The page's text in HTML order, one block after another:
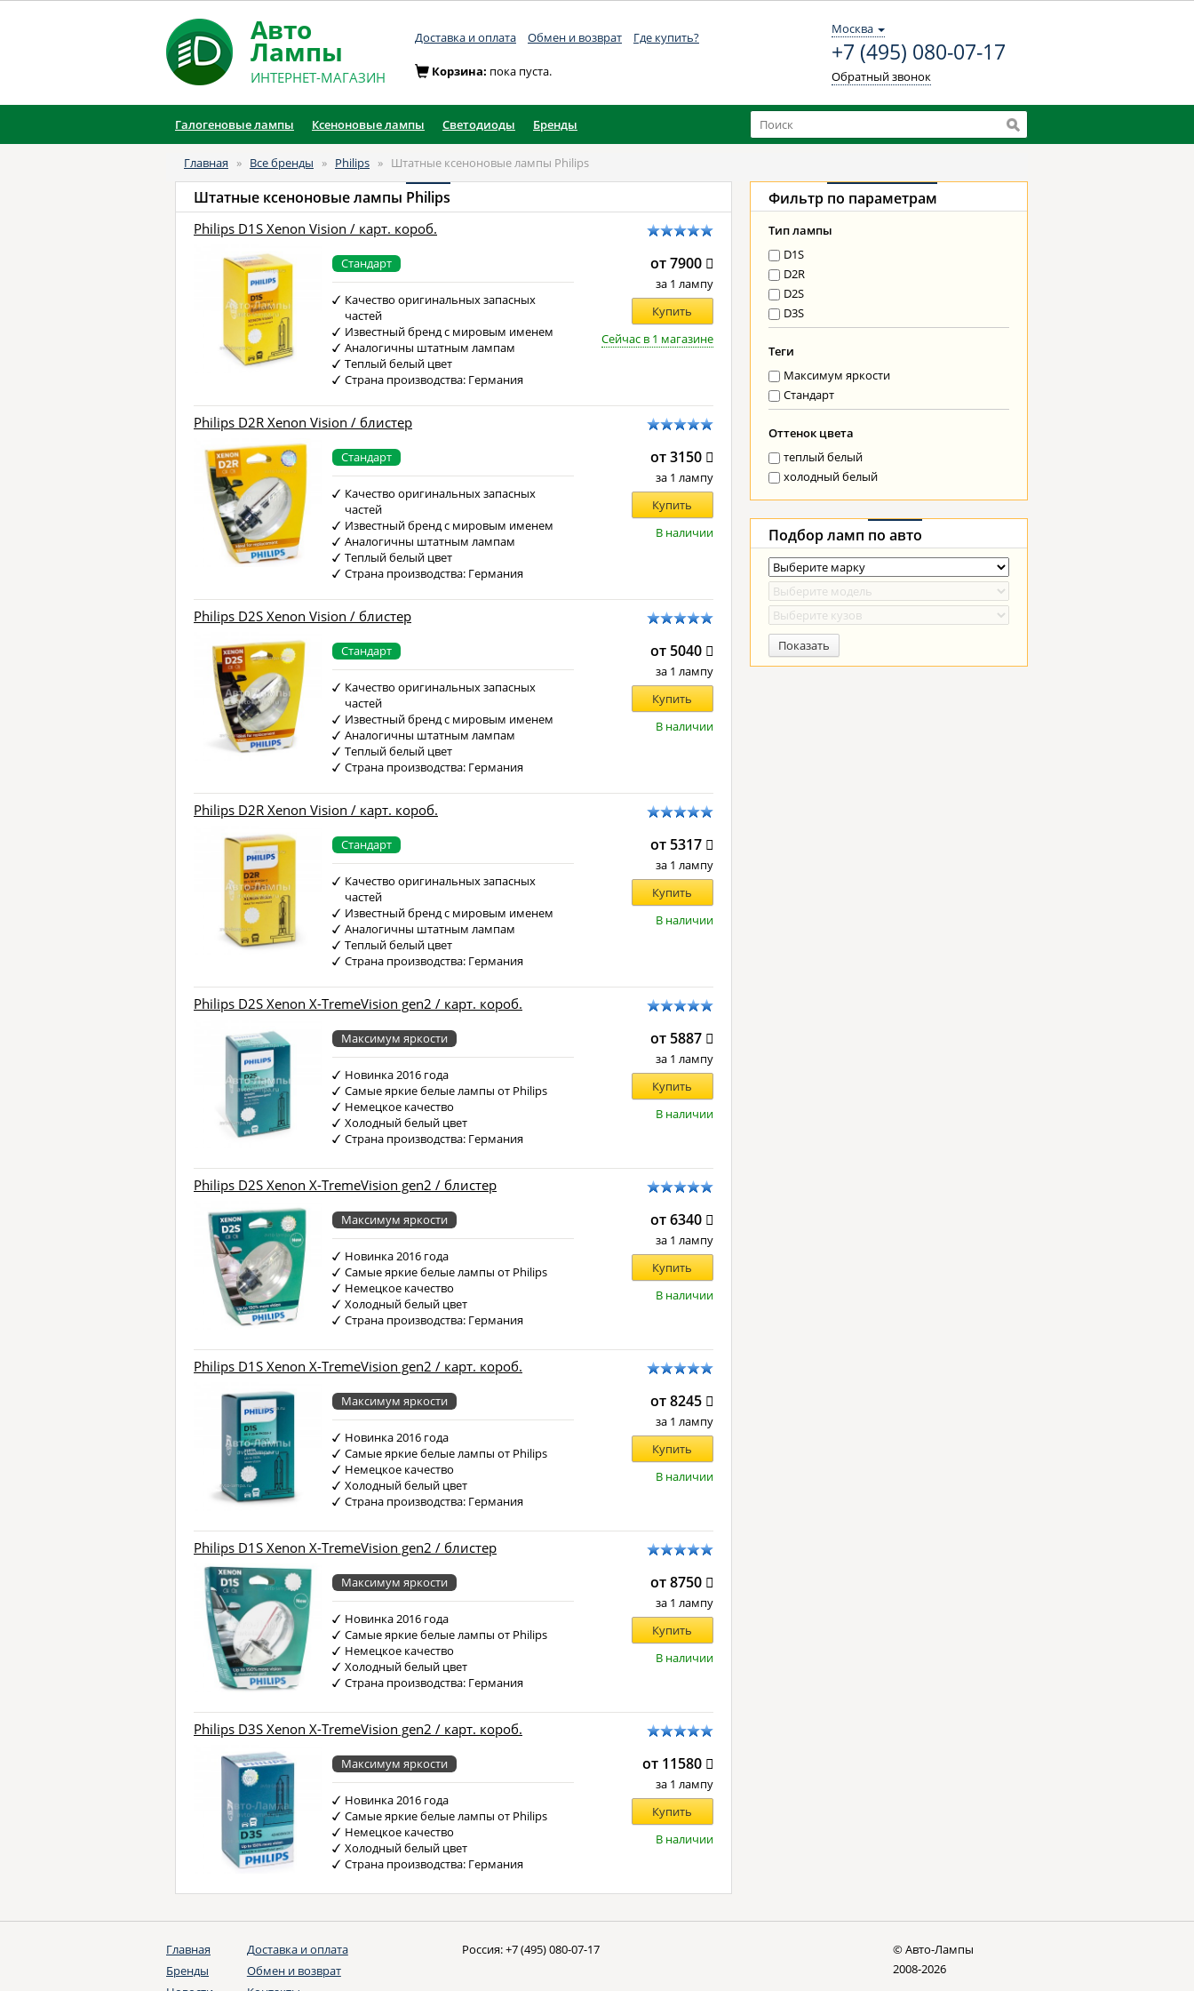
Авто
Лампы
ИНТЕРНЕТ-МАГАЗИН
Доставка и оплата Обмен и возврат Где купить?
Москва
+7 (495) 080-07-17
Обратный звонок
Корзина: пока пуста.
Галогеновые лампы Ксеноновые лампы Светодиоды Бренды
Главная » Все бренды » Philips » Штатные ксеноновые лампы Philips
Штатные ксеноновые лампы Philips
Philips D1S Xenon Vision / карт. короб.
Стандарт
Качество оригинальных запасных
частей
Известный бренд с мировым именем
Аналогичны штатным лампам
Теплый белый цвет
Страна производства: Германия
от 7900
за 1 лампу
Купить
Сейчас в 1 магазине
Philips D2R Xenon Vision / блистер
Стандарт
Качество оригинальных запасных
частей
Известный бренд с мировым именем
Аналогичны штатным лампам
Теплый белый цвет
Страна производства: Германия
от 3150
за 1 лампу
Купить
В наличии
Philips D2S Xenon Vision / блистер
Стандарт
Качество оригинальных запасных
частей
Известный бренд с мировым именем
Аналогичны штатным лампам
Теплый белый цвет
Страна производства: Германия
от 5040
за 1 лампу
Купить
В наличии
Philips D2R Xenon Vision / карт. короб.
Стандарт
Качество оригинальных запасных
частей
Известный бренд с мировым именем
Аналогичны штатным лампам
Теплый белый цвет
Страна производства: Германия
от 5317
за 1 лампу
Купить
В наличии
Philips D2S Xenon X-TremeVision gen2 / карт. короб.
Максимум яркости
Новинка 2016 года
Самые яркие белые лампы от Philips
Немецкое качество
Холодный белый цвет
Страна производства: Германия
от 5887
за 1 лампу
Купить
В наличии
Philips D2S Xenon X-TremeVision gen2 / блистер
Максимум яркости
Новинка 2016 года
Самые яркие белые лампы от Philips
Немецкое качество
Холодный белый цвет
Страна производства: Германия
от 6340
за 1 лампу
Купить
В наличии
Philips D1S Xenon X-TremeVision gen2 / карт. короб.
Максимум яркости
Новинка 2016 года
Самые яркие белые лампы от Philips
Немецкое качество
Холодный белый цвет
Страна производства: Германия
от 8245
за 1 лампу
Купить
В наличии
Philips D1S Xenon X-TremeVision gen2 / блистер
Максимум яркости
Новинка 2016 года
Самые яркие белые лампы от Philips
Немецкое качество
Холодный белый цвет
Страна производства: Германия
от 8750
за 1 лампу
Купить
В наличии
Philips D3S Xenon X-TremeVision gen2 / карт. короб.
Максимум яркости
Новинка 2016 года
Самые яркие белые лампы от Philips
Немецкое качество
Холодный белый цвет
Страна производства: Германия
от 11580
за 1 лампу
Купить
В наличии
Фильтр по параметрам
Тип лампы
D1S
D2R
D2S
D3S
Теги
Максимум яркости
Стандарт
Оттенок цвета
теплый белый
холодный белый
Подбор ламп по авто
Показать
Главная
Бренды
Доставка и оплата
Обмен и возврат
Россия:+7 (495) 080-07-17
© Авто-Лампы
2008-2026